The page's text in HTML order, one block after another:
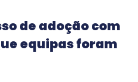
de adoção com
equipas foram